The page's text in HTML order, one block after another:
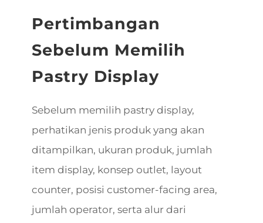
Pertimbangan
Sebelum Memilih
Pastry Display
Sebelum memilih pastry display,
perhatikan jenis produk yang akan
ditampilkan, ukuran produk, jumlah
item display, konsep outlet, layout
counter, posisi customer-facing area,
jumlah operator, serta alur dari